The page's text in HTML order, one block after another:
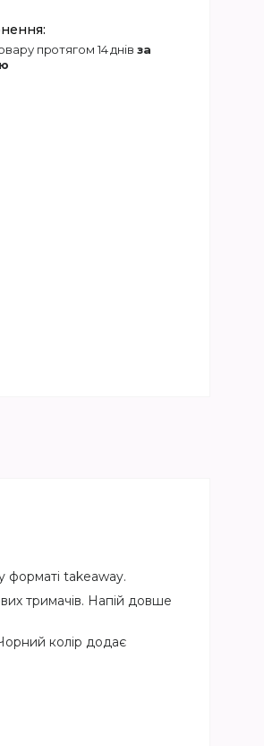
протягом 14 днів за
форматі takeaway.
тримачів. Напій довше
колір додає